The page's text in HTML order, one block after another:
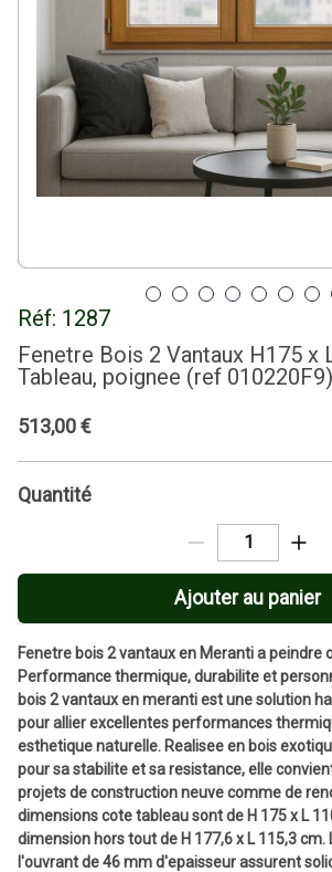
Réf: 1287
Fenetre Bois 2 Vantaux H175 x
Tableau, poignee (ref 010220F9)
513,00€
Quantité
Ajouter au panier
Fenetre bois 2 vantaux en Meranti a peindre
Performance thermique, durabilite et
bois 2 vantaux en meranti est une solution
pour allier excellentes performances
esthetique naturelle. Realisee en bois
pour sa stabilite et sa resistance, elle
projets de construction neuve comme de
dimensions cote tableau sont de H 175 x L
dimension hors tout de H 177,6 x L 115,3
l'ouvrant de 46 mm d'epaisseur assurent